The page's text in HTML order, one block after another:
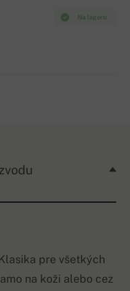
Na lageru
pre všetkých
na koži alebo cez